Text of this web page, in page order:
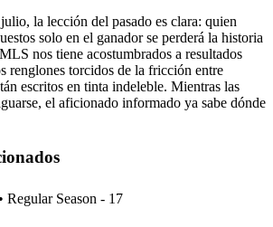
la lección del pasado es clara: quien
solo en el ganador se perderá la historia
nos tiene acostumbrados a resultados
renglones torcidos de la fricción entre
escritos en tinta indeleble. Mientras las
el aficionado informado ya sabe dónde
Regular Season - 17